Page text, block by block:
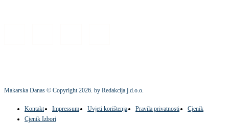
Makarska Danas © Copyright2026. by Redakcija j.d.o.o.
Kontakt Impressum Uvjeti korištenja Pravila privatnosti
Cjenik
Cjenik Izbori